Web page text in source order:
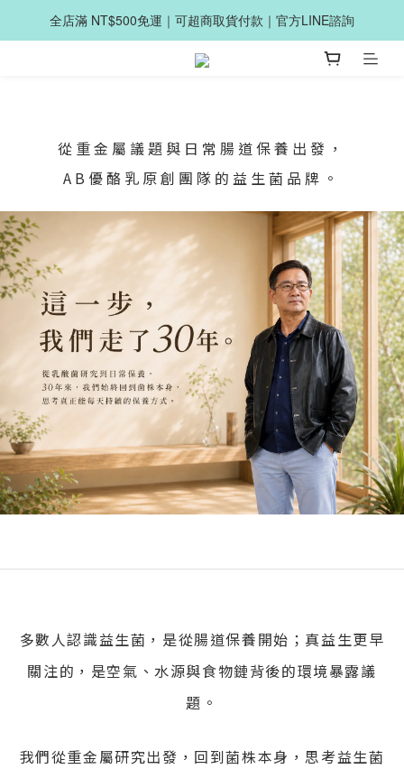
全店滿 NT$500免運｜可超商取貨付款｜官方LINE諮詢
從重金屬議題與日常腸道保養出發，
AB優酪乳原創團隊的益生菌品牌。
多數人認識益生菌，是從腸道保養開始；真益生更早
關注的，是空氣、水源與食物鏈背後的環境暴露議
題。
我們從重金屬研究出發，回到菌株本身，思考益生菌